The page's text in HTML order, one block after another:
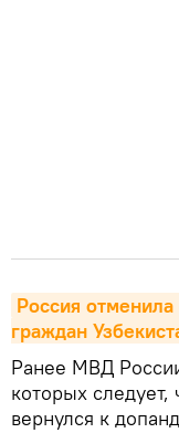
Россия
граждан
Ранее МВД
которых
вернулся к